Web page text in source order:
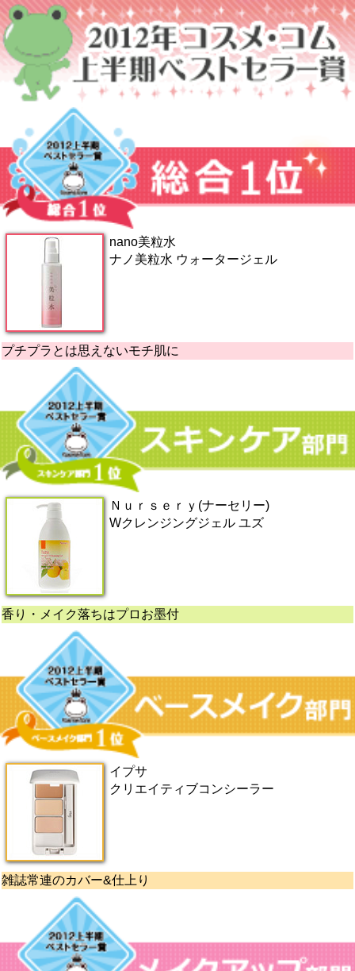
nano美粒水
ナノ美粒水 ウォータージェル
プチプラとは思えないモチ肌に
Ｎｕｒｓｅｒｙ(ナーセリー)
Wクレンジングジェル ユズ
香り・メイク落ちはプロお墨付
イプサ
クリエイティブコンシーラー
雑誌常連のカバー&仕上り